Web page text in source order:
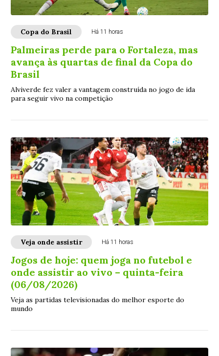
Copa do Brasil Há 11 horas
Palmeiras perde para o Fortaleza, mas
avança às quartas de final da Copa do
Brasil
Alviverde fez valer a vantagem construída no jogo de ida
para seguir vivo na competição
Veja onde assistir Há 11 horas
Jogos de hoje: quem joga no futebol e
onde assistir ao vivo – quinta-feira
(06/08/2026)
Veja as partidas televisionadas do melhor esporte do
mundo